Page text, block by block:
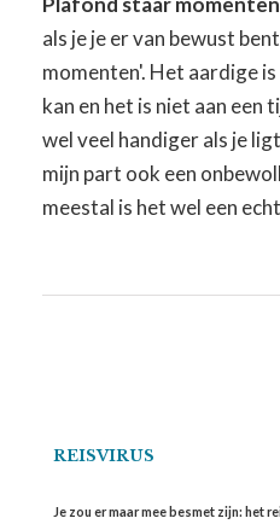
als je je er van bewust
momenten'. Het aardige
kan en het is niet aan een
wel veel handiger als je
mijn part ook een
meestal is het wel een
REISVIRUS
Je zou er maar mee besmet zijn: het